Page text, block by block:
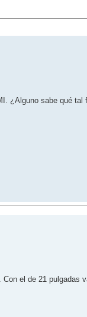
¿Alguno sabe qué
el de 21 pulgadas